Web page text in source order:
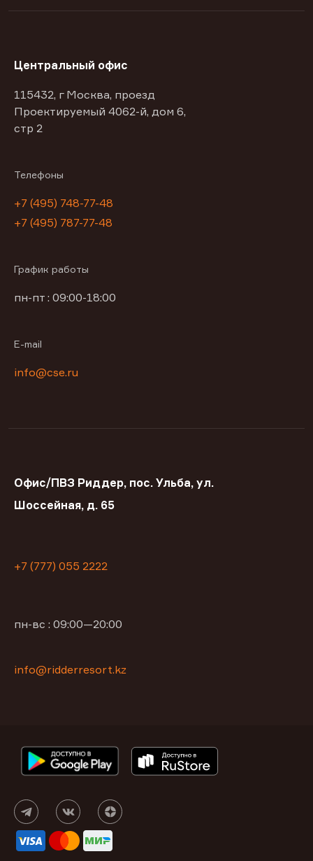
Центральный офис
115432, г Москва, проезд
Проектируемый 4062-й, дом 6,
стр 2
Телефоны
+7 (495) 748-77-48
+7 (495) 787-77-48
График работы
пн-пт : 09:00-18:00
E-mail
info@cse.ru
Офис/ПВЗ Риддер, пос. Ульба, ул.
Шоссейная, д. 65
+7 (777) 055 2222
пн-вс : 09:00—20:00
info@ridderresort.kz